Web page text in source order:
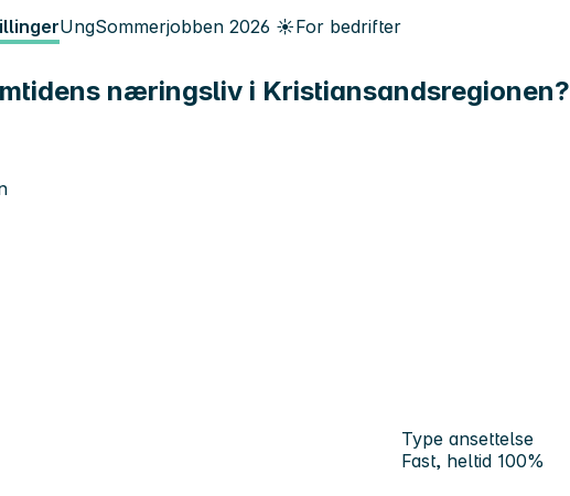
UngSommerjobben 2026 ☀️For bedrifter
næringsliv i Kristiansandsregionen?
Type ansettelse
Fast, heltid 100%